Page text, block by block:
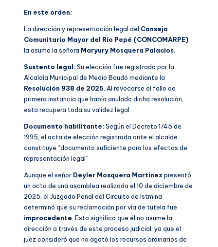
En este orden:
La dirección y representación legal del Consejo
Comunitario Mayor del Río Pepé (CONCOMARPE)
la asume la señora Maryury Mosquera Palacios
Sustento legal: Su elección fue registrada por la
Alcaldía Municipal de Medio Baudó mediante la
Resolución 938 de 2025 . Al revocarse el fallo de
primera instancia que había anulado dicha resolución,
esta recupera toda su validez legal.
Documento habilitante: Según el Decreto 1745 de
1995, el acta de elección registrada ante el alcalde
constituye “documento suficiente para los efectos de
representación legal”
Aunque el señor Deyler Mosquera Martínez presentó
un acta de una asamblea realizada el 10 de diciembre de
2025, el Juzgado Penal del Circuito de Istmina
determinó que su reclamación por vía de tutela fue
improcedente . Esto significa que él no asume la
dirección a través de este proceso judicial, ya que el
juez consideró que no agotó los recursos ordinarios de